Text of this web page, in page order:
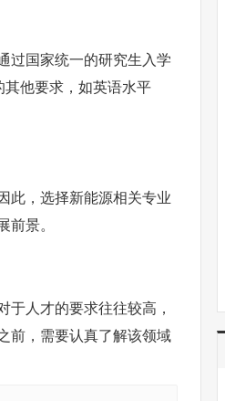
过国家统一的研究生入学
其他要求，如英语水平
此，选择新能源相关专业
前景。
于人才的要求往往较高，
前，需要认真了解该领域